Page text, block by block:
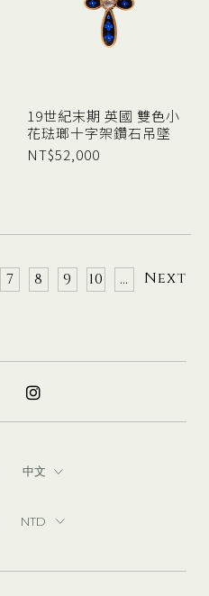
19世紀末期 英國 雙色小
花琺瑯十字架鑽石吊墜
NT$52,000
7 8 9 10 … Next